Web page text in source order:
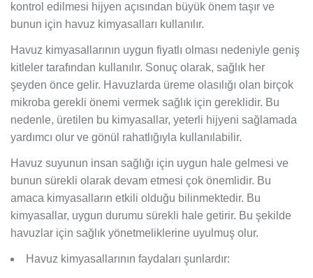
kontrol edilmesi hijyen açısından büyük önem taşır ve
bunun için havuz kimyasalları kullanılır.
Havuz kimyasallarının uygun fiyatlı olması nedeniyle geniş
kitleler tarafından kullanılır. Sonuç olarak, sağlık her
şeyden önce gelir. Havuzlarda üreme olasılığı olan birçok
mikroba gerekli önemi vermek sağlık için gereklidir. Bu
nedenle, üretilen bu kimyasallar, yeterli hijyeni sağlamada
yardımcı olur ve gönül rahatlığıyla kullanılabilir.
Havuz suyunun insan sağlığı için uygun hale gelmesi ve
bunun sürekli olarak devam etmesi çok önemlidir. Bu
amaca kimyasalların etkili olduğu bilinmektedir. Bu
kimyasallar, uygun durumu sürekli hale getirir. Bu şekilde
havuzlar için sağlık yönetmeliklerine uyulmuş olur.
Havuz kimyasallarının faydaları şunlardır: